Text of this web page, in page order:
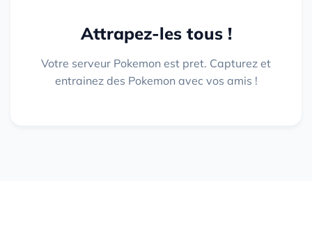
Attrapez-les tous !
Votre serveur Pokemon est pret. Capturez et
entrainez des Pokemon avec vos amis !